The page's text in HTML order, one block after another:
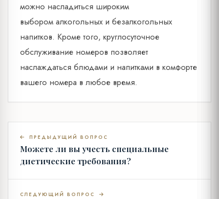
можно насладиться широким
выбором алкогольных и безалкогольных
напитков. Кроме того, круглосуточное
обслуживание номеров позволяет
наслаждаться блюдами и напитками в комфорте
вашего номера в любое время.
ПРЕДЫДУЩИЙ ВОПРОС
Можете ли вы учесть специальные
диетические требования?
СЛЕДУЮЩИЙ ВОПРОС